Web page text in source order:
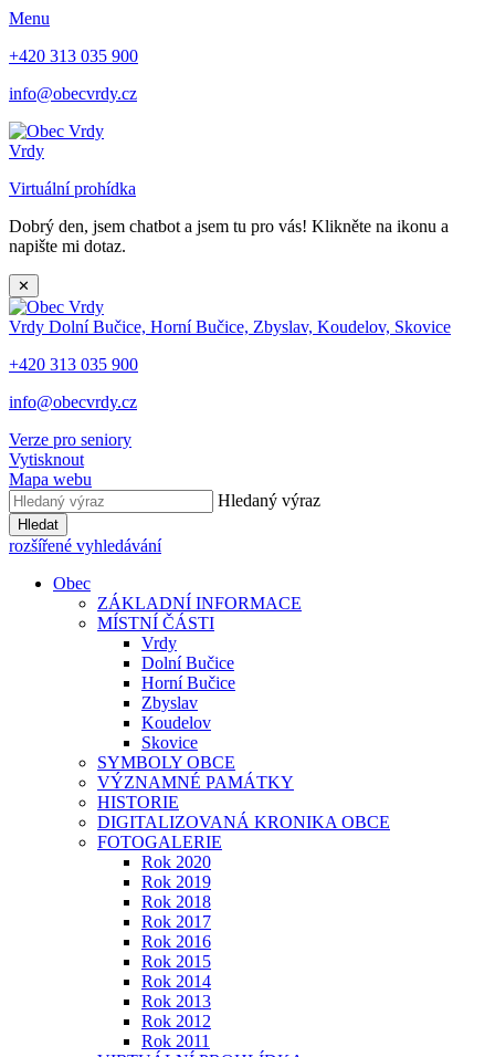
Menu
+420 313 035 900
info@obecvrdy.cz
Vrdy
Virtuální prohídka
Dobrý den, jsem chatbot a jsem tu pro vás! Klikněte na ikonu a
napište mi dotaz.
✕
Vrdy Dolní Bučice, Horní Bučice, Zbyslav, Koudelov, Skovice
+420 313 035 900
info@obecvrdy.cz
Verze pro seniory
Vytisknout
Mapa webu
Hledaný výraz
Hledat
rozšířené vyhledávání
Obec
ZÁKLADNÍ INFORMACE
MÍSTNÍ ČÁSTI
Vrdy
Dolní Bučice
Horní Bučice
Zbyslav
Koudelov
Skovice
SYMBOLY OBCE
VÝZNAMNÉ PAMÁTKY
HISTORIE
DIGITALIZOVANÁ KRONIKA OBCE
FOTOGALERIE
Rok 2020
Rok 2019
Rok 2018
Rok 2017
Rok 2016
Rok 2015
Rok 2014
Rok 2013
Rok 2012
Rok 2011